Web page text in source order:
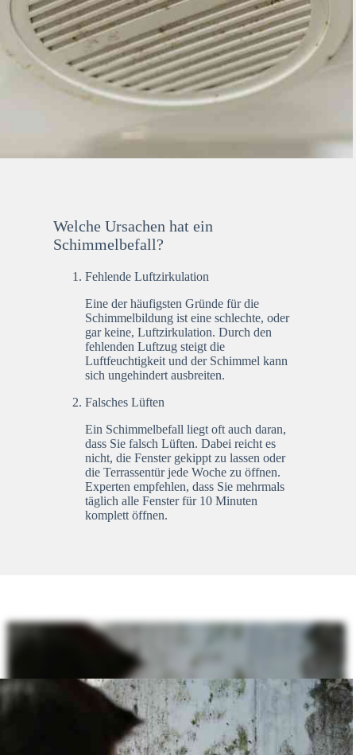
Welche Ursachen hat ein
Schimmelbefall?
Fehlende Luftzirkulation
Eine der häufigsten Gründe für die
Schimmelbildung ist eine schlechte, oder
gar keine, Luftzirkulation. Durch den
fehlenden Luftzug steigt die
Luftfeuchtigkeit und der Schimmel kann
sich ungehindert ausbreiten.
Falsches Lüften
Ein Schimmelbefall liegt oft auch daran,
dass Sie falsch Lüften. Dabei reicht es
nicht, die Fenster gekippt zu lassen oder
die Terrassentür jede Woche zu öffnen.
Experten empfehlen, dass Sie mehrmals
täglich alle Fenster für 10 Minuten
komplett öffnen.